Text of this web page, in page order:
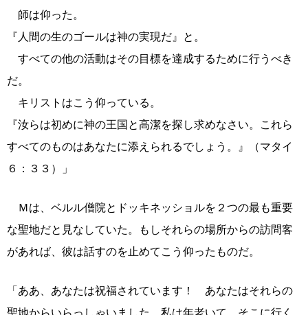
師は仰った。
『人間の生のゴールは神の実現だ』と。
すべての他の活動はその目標を達成するために行うべき
だ。
キリストはこう仰っている。
『汝らは初めに神の王国と高潔を探し求めなさい。これら
すべてのものはあなたに添えられるでしょう。』（マタイ
６：３３）」
Ｍは、ベルル僧院とドッキネッショルを２つの最も重要
な聖地だと見なしていた。もしそれらの場所からの訪問客
があれば、彼は話すのを止めてこう仰ったものだ。
「ああ、あなたは祝福されています！ あなたはそれらの
聖地からいらっしゃいました。私は年老いて、そこに行く